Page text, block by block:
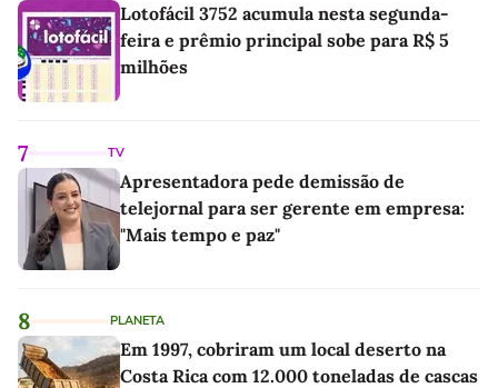
Lotofácil 3752 acumula nesta segunda-
feira e prêmio principal sobe para R$ 5
milhões
7 TV
Apresentadora pede demissão de
telejornal para ser gerente em empresa:
"Mais tempo e paz"
8 PLANETA
Em 1997, cobriram um local deserto na
Costa Rica com 12.000 toneladas de cascas